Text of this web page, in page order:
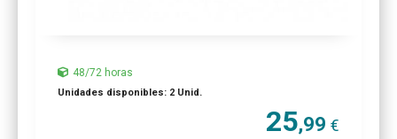
48/72 horas
Unidades disponibles: 2 Unid.
25,99 €